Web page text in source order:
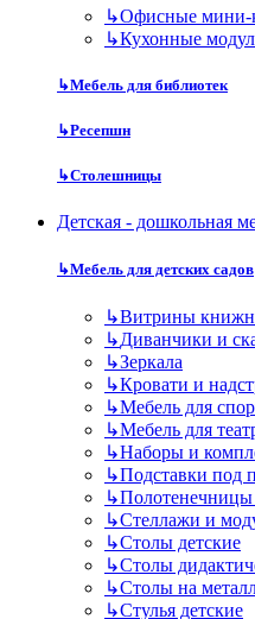
↳Офисные мини-
↳Кухонные
↳Мебель для библиотек
↳Ресепшн
↳Столешницы
Детская - дошкольная
↳Мебель для детских садов
↳Витрины
↳Диванчики и
↳Зеркала
↳Кровати и
↳Мебель для
↳Мебель для
↳Наборы и
↳Подставки под
↳
↳Стеллажи и
↳Столы детские
↳Столы
↳Столы на
↳Стулья детские